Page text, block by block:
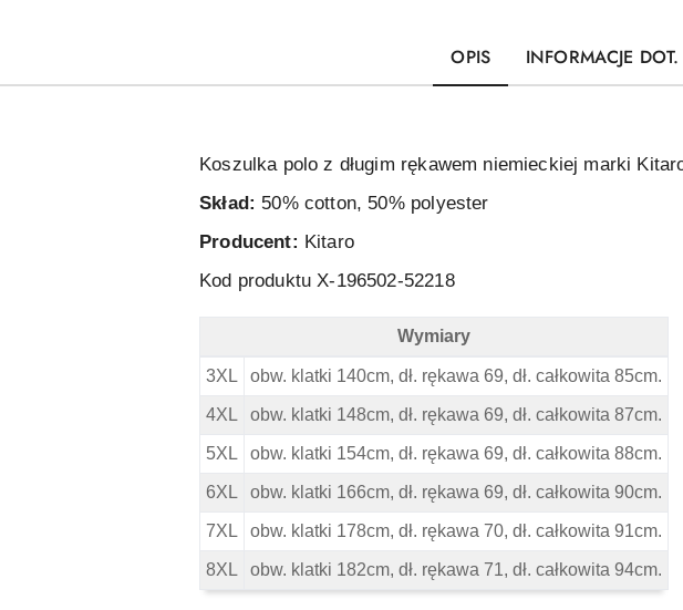
OPIS INFORMACJE
Koszulka polo z długim rękawem niemieckiej marki
Skład: 50% cotton, 50% polyester
Producent: Kitaro
Kod produktu X-196502-52218
Kitaro Duża Bluza Longsleeve Polo - Wymiary
Wymiary
3XL obw. klatki 140cm, dł. rękawa 69, dł. całkowita 85cm.
4XL obw. klatki 148cm, dł. rękawa 69, dł. całkowita 87cm.
5XL obw. klatki 154cm, dł. rękawa 69, dł. całkowita 88cm.
6XL obw. klatki 166cm, dł. rękawa 69, dł. całkowita 90cm.
7XL obw. klatki 178cm, dł. rękawa 70, dł. całkowita 91cm.
8XL obw. klatki 182cm, dł. rękawa 71, dł. całkowita 94cm.